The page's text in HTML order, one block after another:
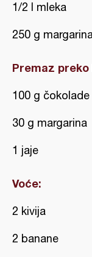
1/2 l mleka
250 g
Premaz preko
100 g čokolade
30 g margarina
1 jaje
Voće:
2 kivija
2 banane